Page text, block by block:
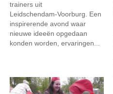
trainers uit
Leidschendam‑Voorburg. Een
inspirerende avond waar
nieuwe ideeën opgedaan
konden worden, ervaringen...